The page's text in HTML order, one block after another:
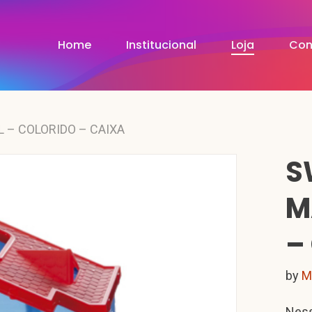
Home Institucional Loja
– COLORIDO – CAIXA
–
by